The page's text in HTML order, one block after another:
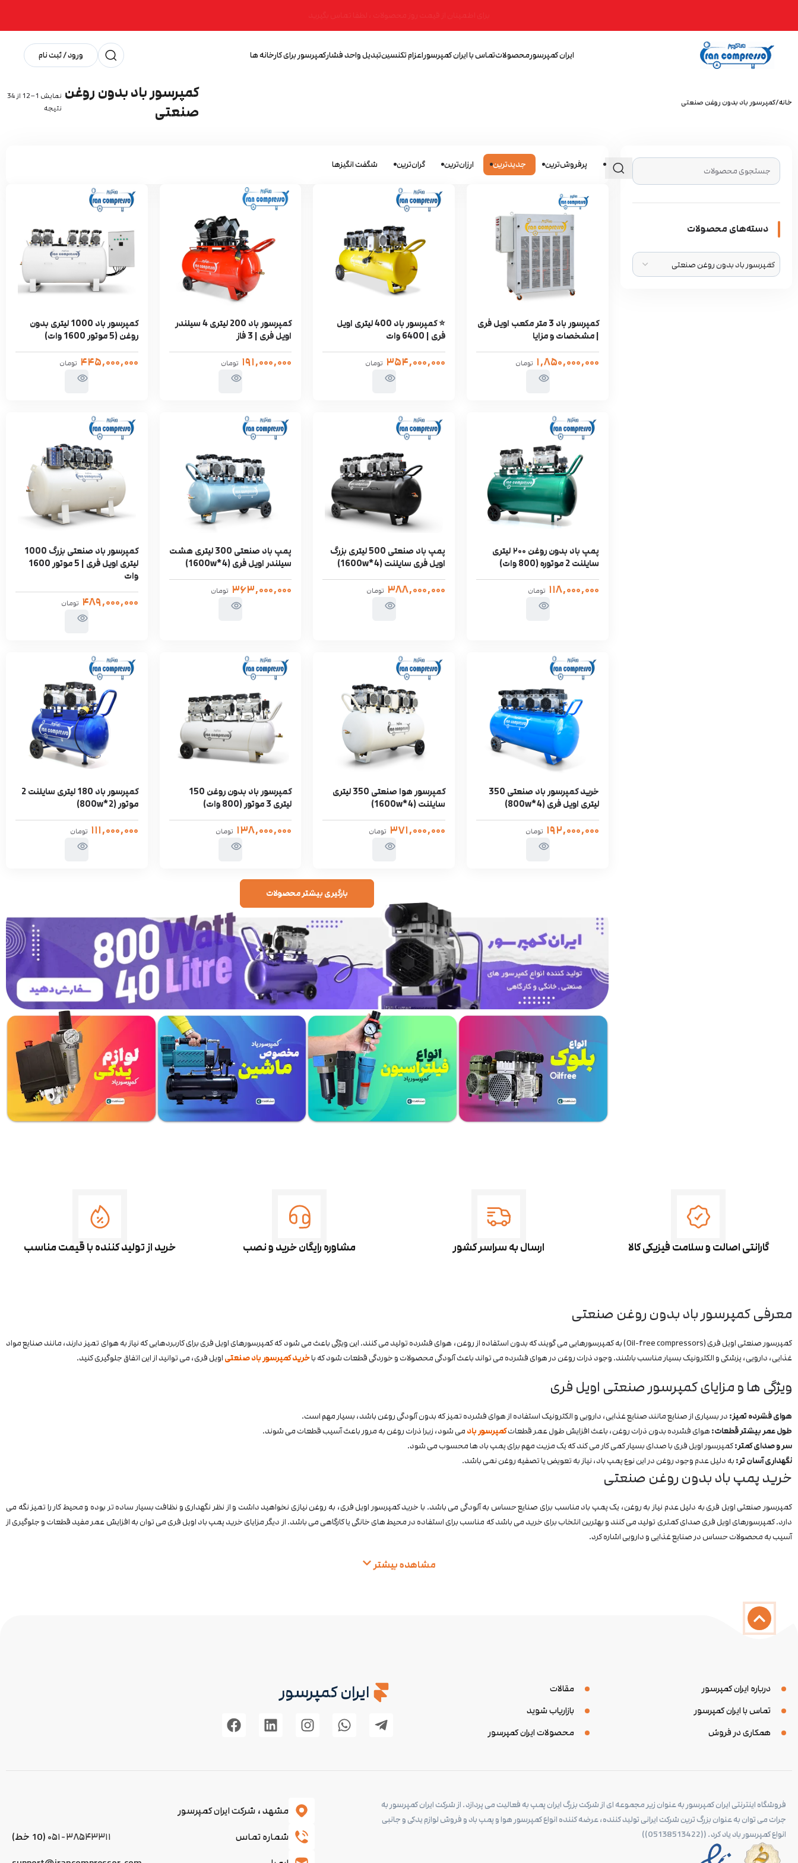
ایران کمپرسورمحصولاتتماس با ایران کمپرسوراعزام تکنسینتبدیل واحد فشارکمپرسور برای کارخانه ها ورود / ثبت نام
خانه کمپرسور باد بدون روغن صنعتی
کمپرسور باد بدون روغن
صنعتی
نمایش 1–12 از 34
نتیجه
دسته‌های محصولات
کمپرسور باد بدون روغن صنعتی
پرفروش‌ترین جدیدترین ارزان‌ترین گران‌ترین شگفت انگیزها
کمپرسور باد 3 متر مکعب اویل فری
| مشخصات و مزایا
۱,۸۵۰,۰۰۰,۰۰۰ تومان
⭐ کمپرسور باد 400 لیتری اویل
فری | 6400 وات
۳۵۴,۰۰۰,۰۰۰ تومان
کمپرسور باد 200 لیتری 4 سیلندر
اویل فری | 3 فاز
۱۹۱,۰۰۰,۰۰۰ تومان
کمپرسور باد 1000 لیتری بدون
روغن (5 موتور 1600 وات)
۴۴۵,۰۰۰,۰۰۰ تومان
پمپ باد بدون روغن ۲۰۰ لیتری
سایلنت 2 موتوره (800 وات)
۱۱۸,۰۰۰,۰۰۰ تومان
پمپ باد صنعتی 500 لیتری بزرگ
اویل فری سایلنت (4*1600w)
۳۸۸,۰۰۰,۰۰۰ تومان
پمپ باد صنعتی 300 لیتری هشت
سیلندر اویل فری (4*1600w)
۳۶۳,۰۰۰,۰۰۰ تومان
کمپرسور باد صنعتی بزرگ 1000
لیتری اویل فری | 5 موتور 1600
وات
۴۸۹,۰۰۰,۰۰۰ تومان
خرید کمپرسور باد صنعتی 350
لیتری اویل فری (4*800w)
۱۹۲,۰۰۰,۰۰۰ تومان
کمپرسور هوا صنعتی 350 لیتری
سایلنت (1600w*4)
۳۷۱,۰۰۰,۰۰۰ تومان
کمپرسور باد بدون روغن 150
لیتری 3 موتور (800 وات)
۱۳۸,۰۰۰,۰۰۰ تومان
کمپرسور باد 180 لیتری سایلنت 2
موتور (2*800w)
۱۱۱,۰۰۰,۰۰۰ تومان
بارگیری بیشتر محصولات
گارانتی اصالت و سلامت فیزیکی کالا ارسال به سراسر کشور مشاوره رایگان خرید و نصب خرید از تولید کننده با قیمت مناسب
معرفی کمپرسور باد بدون روغن صنعتی
کمپرسور صنعتی اویل فری (Oil-free compressors) به کمپرسورهایی می گویند که بدون استفاده از روغن، هوای فشرده تولید می کنند. این ویژگی باعث می شود که کمپرسورهای اویل فری برای کاربردهایی که نیاز به هوای تمیز دارند، مانند صنایع مواد
غذایی، دارویی، پزشکی و الکترونیک بسیار مناسب باشند. وجود ذرات روغن در هوای فشرده می تواند باعث آلودگی محصولات و خوردگی قطعات شود که باخرید کمپرسور باد صنعتی اویل فری، می توانید از این اتفاق جلوگیری کنید.
ویژگی ها و مزایای کمپرسور صنعتی اویل فری
هوای فشرده تمیز: در بسیاری از صنایع مانند صنایع غذایی، دارویی و الکترونیک استفاده از هوای فشرده تمیز که بدون آلودگی روغن باشد، بسیار مهم است.
طول عمر بیشتر قطعات: هوای فشرده بدون ذرات روغن، باعث افزایش طول عمر قطعاتکمپرسور باد می شود، زیرا ذرات روغن به مرور باعث آسیب قطعات می شوند.
سر و صدای کمتر:کمپرسور اویل فری با صدای بسیار کمی کار می کند که یک مزیت مهم برای پمپ باد ها محسوب می شود.
نگهداری آسان تر: به دلیل عدم وجود روغن در این نوع پمپ باد، نیاز به تعویض یا تصفیه روغن نمی باشد.
خرید پمپ باد بدون روغن صنعتی
کمپرسور صنعتی اویل فری به دلیل عدم نیاز به روغن، یک پمپ باد مناسب برای صنایع حساس به آلودگی می باشد. با خرید کمپرسور اویل فری، به روغن نیازی نخواهید داشت و از نظر نگهداری و نظافت بسیار ساده تر بوده و محیط کار را تمیز‌ نگه می
دارد. کمپرسورهای اویل فری صدای کمتری تولید می کنند و بهترین انتخاب برای خرید می باشد که مناسب برای استفاده در محیط های خانگی یا کارگاهی می باشد. از دیگر مزایای خرید پمپ باد اویل فری می توان به افزایش عمر مفید قطعات و جلوگیری از
آسیب به محصولات حساس در صنایع غذایی و دارویی اشاره کرد.
مشاهده بیشتر
درباره ایران کمپرسور
تماس با ایران کمپرسور
همکاری در فروش
مقالات
بازاریاب شوید
محصولات ایران کمپرسور
ایران کمپرسور
فروشگاه اینترنتی ایران کمپرسور به عنوان زیر مجموعه ای از شرکت بزرگ ایران پمپ به فعالیت می پردازد. از شرکت ایران کمپرسور به
جرات می توان به عنوان بزرگ ترین شرکت ایرانی تولید کننده، عرضه کننده انواع کمپرسور هوا و پمپ باد و فروش لوازم یدکی و جانبی
انواع کمپرسور باد یاد کرد. ((05138513422))
مشهد ، شرکت ایران کمپرسور
شماره تماس
۰۵۱-۳۸۵۴۳۳۱۱ (10 خط)